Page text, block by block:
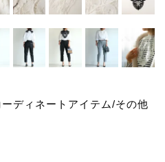
ディネートアイテム/その他